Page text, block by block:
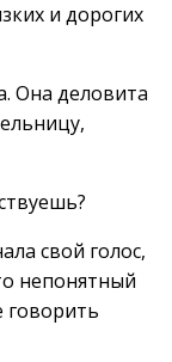
и дорогих
Она деловита
свой голос,
непонятный
говорить